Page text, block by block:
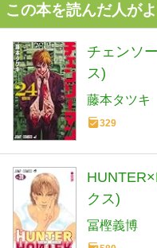
この本を読んだ人が
チェンソ
ス)
藤本タツキ
329
クス)
冨樫義博